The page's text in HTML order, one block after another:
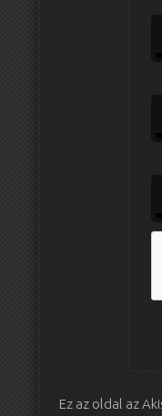
Ez az oldal az